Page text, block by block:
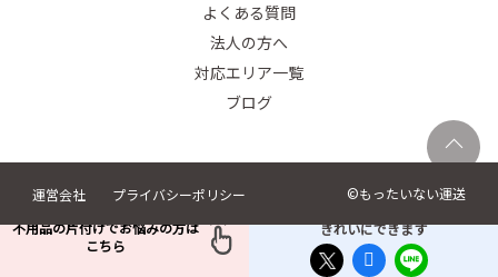
不用品の片付けでお悩みの方は
こちら
きれいにできます
よくある質問
法人の方へ
対応エリア一覧
ブログ
運営会社 プライバシーポリシー ©︎もったいない運送